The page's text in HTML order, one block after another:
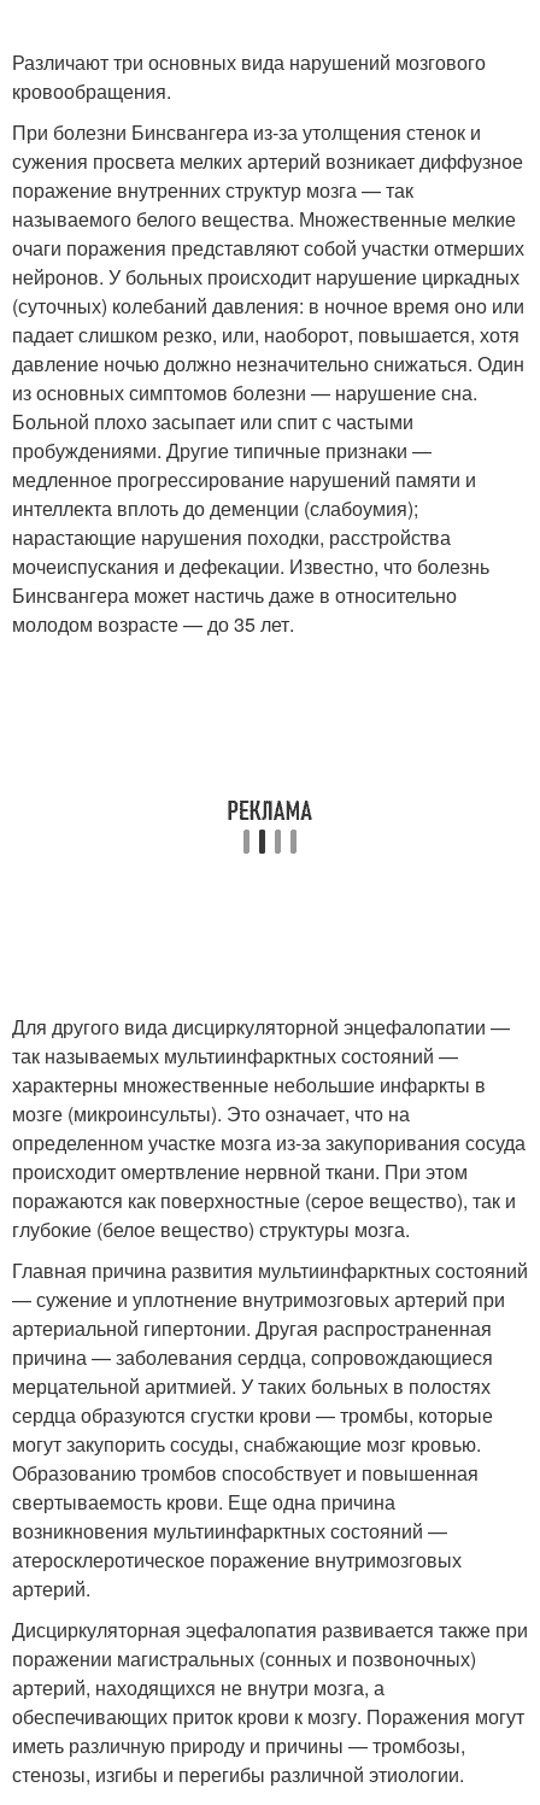
Различают три основных вида нарушений мозгового
кровообращения.
При болезни Бинсвангера из-за утолщения стенок и
сужения просвета мелких артерий возникает диффузное
поражение внутренних структур мозга — так
называемого белого вещества. Множественные мелкие
очаги поражения представляют собой участки отмерших
нейронов. У больных происходит нарушение циркадных
(суточных) колебаний давления: в ночное время оно или
падает слишком резко, или, наоборот, повышается, хотя
давление ночью должно незначительно снижаться. Один
из основных симптомов болезни — нарушение сна.
Больной плохо засыпает или спит с частыми
пробуждениями. Другие типичные признаки —
медленное прогрессирование нарушений памяти и
интеллекта вплоть до деменции (слабоумия);
нарастающие нарушения походки, расстройства
мочеиспускания и дефекации. Известно, что болезнь
Бинсвангера может настичь даже в относительно
молодом возрасте — до 35 лет.
Для другого вида дисциркуляторной энцефалопатии —
так называемых мультиинфарктных состояний —
характерны множественные небольшие инфаркты в
мозге (микроинсульты). Это означает, что на
определенном участке мозга из-за закупоривания сосуда
происходит омертвление нервной ткани. При этом
поражаются как поверхностные (серое вещество), так и
глубокие (белое вещество) структуры мозга.
Главная причина развития мультиинфарктных состояний
— сужение и уплотнение внутримозговых артерий при
артериальной гипертонии. Другая распространенная
причина — заболевания сердца, сопровождающиеся
мерцательной аритмией. У таких больных в полостях
сердца образуются сгустки крови — тромбы, которые
могут закупорить сосуды, снабжающие мозг кровью.
Образованию тромбов способствует и повышенная
свертываемость крови. Еще одна причина
возникновения мультиинфарктных состояний —
атеросклеротическое поражение внутримозговых
артерий.
Дисциркуляторная эцефалопатия развивается также при
поражении магистральных (сонных и позвоночных)
артерий, находящихся не внутри мозга, а
обеспечивающих приток крови к мозгу. Поражения могут
иметь различную природу и причины — тромбозы,
стенозы, изгибы и перегибы различной этиологии.